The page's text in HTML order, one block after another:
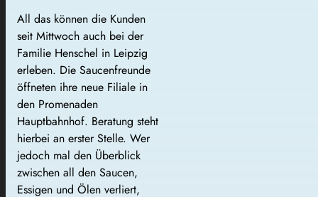
All das können die Kunden
seit Mittwoch auch bei der
Familie Henschel in Leipzig
erleben. Die Saucenfreunde
öffneten ihre neue Filiale in
den Promenaden
Hauptbahnhof. Beratung steht
hierbei an erster Stelle. Wer
jedoch mal den Überblick
zwischen all den Saucen,
Essigen und Ölen verliert,